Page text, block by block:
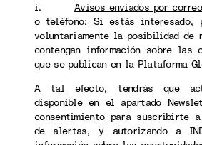
i.Avisos enviados por
o teléfono: Si estás interesado,
voluntariamente la posibilidad de
contengan información sobre las
que se publican en la Plataforma
A tal efecto, tendrás que
disponible en el apartado
consentimiento para suscribirte
de alertas, y autorizando a